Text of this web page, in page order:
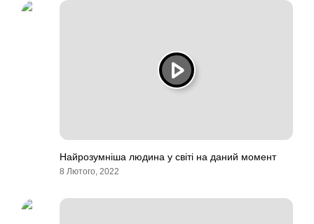
Найрозумніша людина у світі на даний момент
8 Лютого, 2022